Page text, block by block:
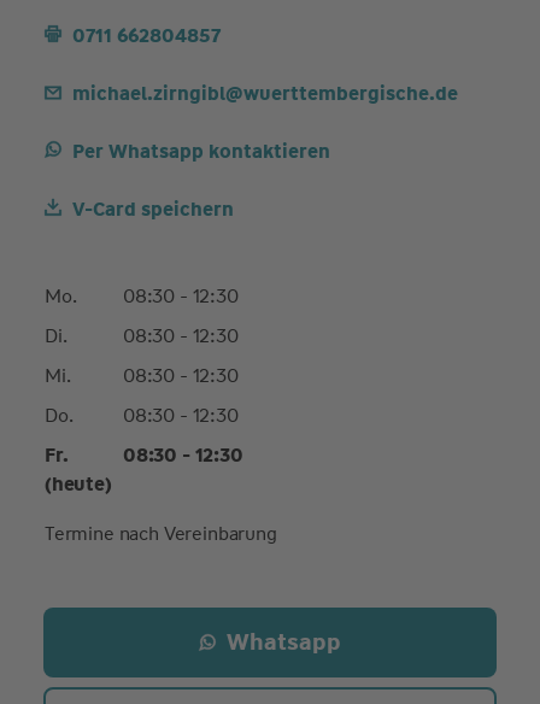
0711 662804857
michael.zirngibl@wuerttembergische.de
Per Whatsapp kontaktieren
V-Card speichern
Mo.
08:30 - 12:30
Di.
08:30 - 12:30
Mi.
08:30 - 12:30
Do.
08:30 - 12:30
Fr.
(heute)
08:30 - 12:30
Termine nach Vereinbarung
Whatsapp